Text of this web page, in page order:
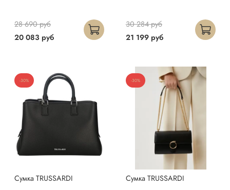
20 083 руб
28 690 руб
21 199 руб
30 284 руб
-30%
Сумка TRUSSARDI
-30%
Сумка TRUSSARDI